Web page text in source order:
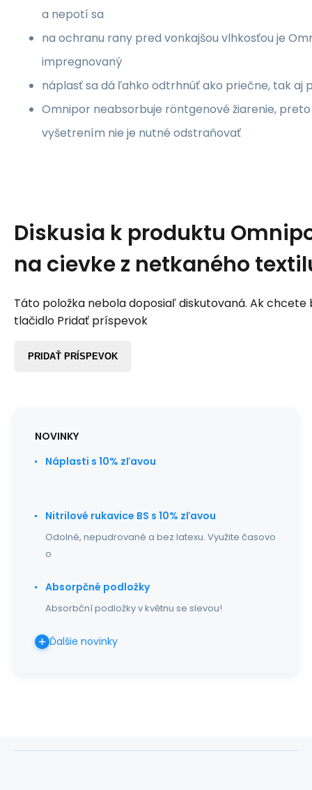
a nepotí sa
na ochranu rany pred vonkajšou vlhkosťou je
impregnovaný
náplasť sa dá ľahko odtrhnúť ako priečne, tak aj
Omnipor neabsorbuje röntgenové žiarenie,
vyšetrením nie je nutné odstraňovať
Diskusia k produktu
na cievke z netkaného
Táto položka nebola doposiaľ diskutovaná. Ak chcete
tlačidlo Pridať príspevok
PRIDAŤ PRÍSPEVOK
NOVINKY
Náplasti s 10% zľavou
Nitrilové rukavice BS s 10% zľavou
Odolné, nepudrované a bez latexu. Využite časovo
o
Absorpčné podložky
Absorbční podložky v květnu se slevou!
Ďalšie novinky